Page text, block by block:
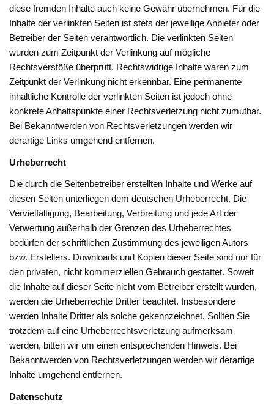
diese fremden Inhalte auch keine Gewähr übernehmen. Für die
Inhalte der verlinkten Seiten ist stets der jeweilige Anbieter oder
Betreiber der Seiten verantwortlich. Die verlinkten Seiten
wurden zum Zeitpunkt der Verlinkung auf mögliche
Rechtsverstöße überprüft. Rechtswidrige Inhalte waren zum
Zeitpunkt der Verlinkung nicht erkennbar. Eine permanente
inhaltliche Kontrolle der verlinkten Seiten ist jedoch ohne
konkrete Anhaltspunkte einer Rechtsverletzung nicht zumutbar.
Bei Bekanntwerden von Rechtsverletzungen werden wir
derartige Links umgehend entfernen.
Urheberrecht
Die durch die Seitenbetreiber erstellten Inhalte und Werke auf
diesen Seiten unterliegen dem deutschen Urheberrecht. Die
Vervielfältigung, Bearbeitung, Verbreitung und jede Art der
Verwertung außerhalb der Grenzen des Urheberrechtes
bedürfen der schriftlichen Zustimmung des jeweiligen Autors
bzw. Erstellers. Downloads und Kopien dieser Seite sind nur für
den privaten, nicht kommerziellen Gebrauch gestattet. Soweit
die Inhalte auf dieser Seite nicht vom Betreiber erstellt wurden,
werden die Urheberrechte Dritter beachtet. Insbesondere
werden Inhalte Dritter als solche gekennzeichnet. Sollten Sie
trotzdem auf eine Urheberrechtsverletzung aufmerksam
werden, bitten wir um einen entsprechenden Hinweis. Bei
Bekanntwerden von Rechtsverletzungen werden wir derartige
Inhalte umgehend entfernen.
Datenschutz